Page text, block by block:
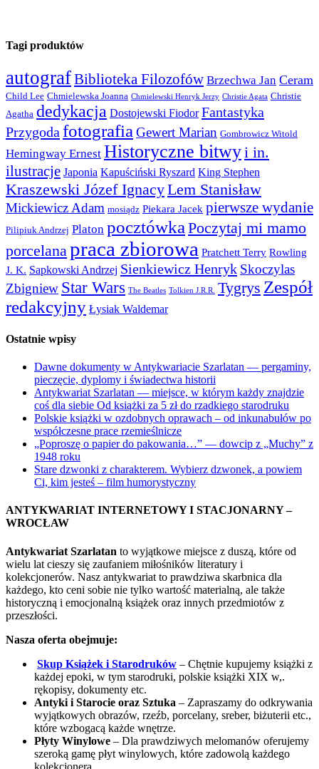
Tagi produktów
autografBiblioteka Filozofów Brzechwa Jan Ceram
Child Lee Chmielewska Joanna Chmielewski Henryk Jerzy Christie Agata Christie
Agatha dedykacja Dostojewski Fiodor Fantastyka
Przygodafotografia Gewert Marian Gombrowicz Witold
Hemingway Ernest Historyczne bitwyi in.
ilustracje Japonia Kapuściński Ryszard King Stephen
Kraszewski Józef IgnacyLem Stanisław
Mickiewicz Adam mosiądz Piekara Jacek pierwsze wydanie
Pilipiuk Andrzej Platon pocztówka Poczytaj mi mamo
porcelanapraca zbiorowa Pratchett Terry Rowling
J. K. Sapkowski Andrzej Sienkiewicz Henryk Skoczylas
Zbigniew Star Wars The Beatles Tolkien J.R.R. Tygrys Zespół
redakcyjny Łysiak Waldemar
Ostatnie wpisy
Dawne dokumenty w Antykwariacie Szarlatan — pergaminy,
pieczęcie, dyplomy i świadectwa historii
Antykwariat Szarlatan — miejsce, w którym każdy znajdzie
coś dla siebie Od książki za 5 zł do rzadkiego starodruku
Polskie książki w ozdobnych oprawach – od inkunabułów po
współczesne prace rzemieślnicze
„Poproszę o papier do pakowania…” — dowcip z „Muchy” z
1948 roku
Stare dzwonki z charakterem. Wybierz dzwonek, a powiem
Ci, kim jesteś – film humorystyczny
ANTYKWARIAT INTERNETOWY I STACJONARNY –
WROCŁAW
Antykwariat Szarlatan to wyjątkowe miejsce z duszą, które od
wielu lat cieszy się zaufaniem miłośników literatury i
kolekcjonerów. Nasz antykwariat to prawdziwa skarbnica dla
każdego, kto ceni sobie nie tylko wartość materialną, ale także
historyczną i emocjonalną książek oraz innych przedmiotów z
przeszłości.
Nasza oferta obejmuje:
Skup Książek i Starodruków – Chętnie kupujemy książki z
każdej epoki, w tym starodruki, polskie książki XIX w,.
rękopisy, dokumenty etc.
Antyki i Starocie oraz Sztuka – Zapraszamy do odkrywania
wyjątkowych obrazów, rzeźb, porcelany, sreber, biżuterii etc.,
które wzbogacą każde wnętrze.
Płyty Winylowe – Dla prawdziwych melomanów oferujemy
szeroką gamę płyt winylowych, które zadowolą każdego
kolekcjonera.